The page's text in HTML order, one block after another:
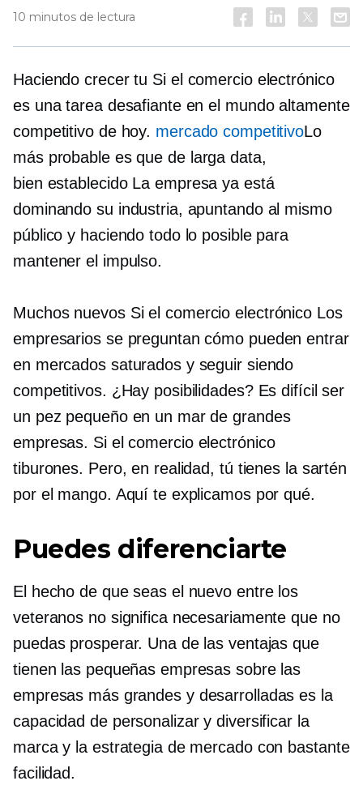
10 minutos de lectura
Haciendo crecer tu Si el comercio electrónico
es una tarea desafiante en el mundo altamente
competitivo de hoy. mercado competitivoLo
más probable es que de larga data,
bien establecidoLa empresa ya está
dominando su industria, apuntando al mismo
público y haciendo todo lo posible para
mantener el impulso.
Muchos nuevos Si el comercio electrónico Los
empresarios se preguntan cómo pueden entrar
en mercados saturados y seguir siendo
competitivos. ¿Hay posibilidades? Es difícil ser
un pez pequeño en un mar de grandes
empresas. Si el comercio electrónico
tiburones. Pero, en realidad, tú tienes la sartén
por el mango. Aquí te explicamos por qué.
Puedes diferenciarte
El hecho de que seas el nuevo entre los
veteranos no significa necesariamente que no
puedas prosperar. Una de las ventajas que
tienen las pequeñas empresas sobre las
empresas más grandes y desarrolladas es la
capacidad de personalizar y diversificar la
marca y la estrategia de mercado con bastante
facilidad.